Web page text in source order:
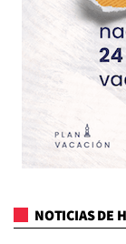
NOTICIAS DE